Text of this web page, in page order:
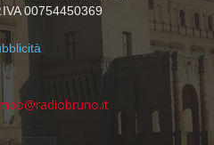
00754450369